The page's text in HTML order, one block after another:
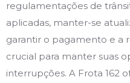
regulamentações de
aplicadas, manter-se
garantir o pagamento e a
crucial para manter suas
interrupções. A Frota 162